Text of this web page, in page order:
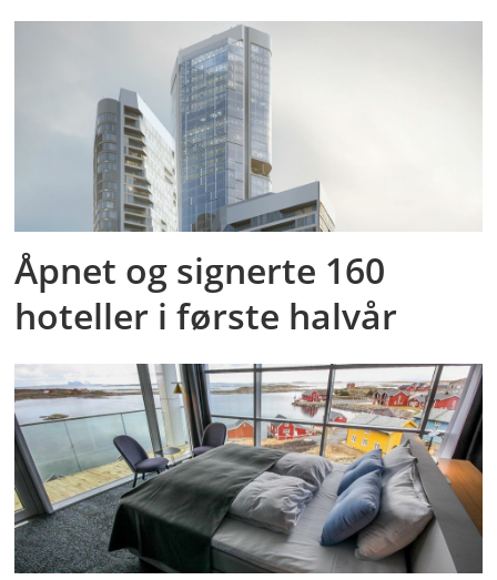
Åpnet og signerte 160
hoteller i første halvår